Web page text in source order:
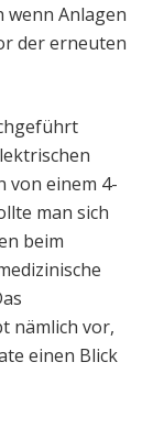
wenn Anlagen
der erneuten
von einem 4-
man sich
beim
nämlich vor,
einen Blick